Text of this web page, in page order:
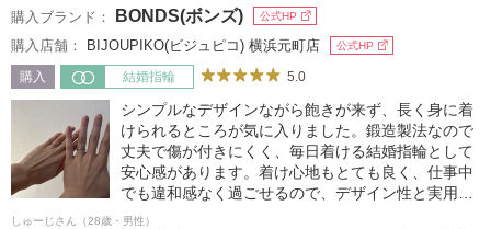
購入ブランド： BONDS(ボンズ) 公式HP
購入店舗： BIJOUPIKO(ビジュピコ) 横浜元町店 公式HP
購入 結婚指輪 5.0
シンプルなデザインながら飽きが来ず、長く身に着
けられるところが気に入りました。鍛造製法なので
丈夫で傷が付きにくく、毎日着ける結婚指輪として
安心感があります。着け心地もとても良く、仕事中
でも違和感なく過ごせるので、デザイン性と実用性
の両方を重視する方におすすめです。
しゅーじさん（28歳・男性）